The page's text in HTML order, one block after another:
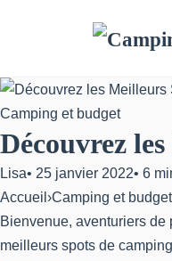
Camping et budget
Découvrez
Lisa• 25 janvier 2022• 6
Accueil ›Camping et budget
Bienvenue, aventuriers
meilleurs spots de